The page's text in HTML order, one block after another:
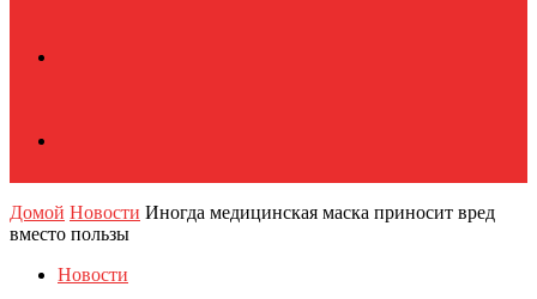
Домой Новости Иногда медицинская маска приносит вред
вместо пользы
Новости